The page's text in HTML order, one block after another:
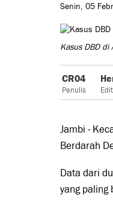
Senin, 05
Kasus DBD di
CR04
Penulis
Jambi -
Berdarah
Data dari
yang paling